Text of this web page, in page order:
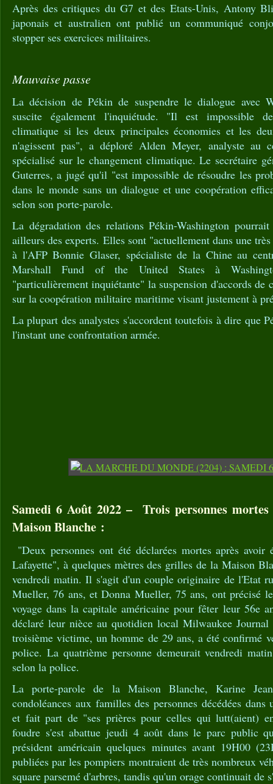
Après des critiques du G7 et des Etats-Unis, Antony
japonais et australien ont publié un communiqué
stopper ses exercices militaires.
Mauvaise passe
La décision de Pékin de suspendre le dialogue avec
suscite également l'inquiétude. "Il est impossible
climatique si les deux principales économies et les
n'agissent pas", a déploré Alden Meyer, analyste au
spécialisé sur le changement climatique. Le secrétaire
Guterres, a jugé qu'il "est impossible de résoudre les
dans le monde sans un dialogue et une coopération
selon son porte-parole.
La dégradation des relations Pékin-Washington
ailleurs des experts. Elles sont "actuellement dans une
à l'AFP Bonnie Glaser, spécialiste de la Chine au
Marshall Fund of the United States à
"particulièrement inquiétante" la suspension d'accords de
sur la coopération militaire maritime visant justement à
La plupart des analystes s'accordent toutefois à dire que
l'instant une confrontation armée.
Samedi 6 Août 2022 – Trois personnes mortes
Maison Blanche :
"Deux personnes ont été déclarées mortes après avoir
Lafayette", à quelques mètres des grilles de la Maison
vendredi matin. Il s'agit d'un couple originaire de l'Etat
Mueller, 76 ans, et Donna Mueller, 75 ans, ont précisé
voyage dans la capitale américaine pour fêter leur 56e
déclaré leur nièce au quotidien local Milwaukee Journal
troisième victime, un homme de 29 ans, a été confirmé
police. La quatrième personne demeurait vendredi
selon la police.
La porte-parole de la Maison Blanche, Karine
condoléances aux familles des personnes décédées
et fait part de "ses prières pour celles qui lutt(aient)
foudre s'est abattue jeudi 4 août dans le parc public
président américain quelques minutes avant 19H00
publiées par les pompiers montraient de très nombreux
square parsemé d'arbres, tandis qu'un orage continuait de